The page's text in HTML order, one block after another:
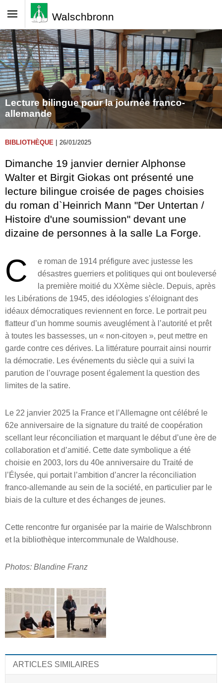
Walschbronn
Lecture bilingue pour la journée franco-
allemande
BIBLIOTHÈQUE 26/01/2025
Dimanche 19 janvier dernier Alphonse
Walter et Birgit Giokas ont présenté une
lecture bilingue croisée de pages choisies
du roman d`Heinrich Mann "Der Untertan /
Histoire d'une soumission" devant une
dizaine de personnes à la salle La Forge.
C
e roman de 1914 préfigure avec justesse les
désastres guerriers et politiques qui ont bouleversé
la première moitié du XXème siècle. Depuis, après
les Libérations de 1945, des idéologies s’éloignant des
idéaux démocratiques reviennent en force. Le portrait peu
flatteur d’un homme soumis aveuglément à l’autorité et prêt
à toutes les bassesses, un « non-citoyen », peut mettre en
garde contre ces dérives. La littérature pourrait ainsi nourrir
la démocratie. Les événements du siècle qui a suivi la
parution de l’ouvrage posent également la question des
limites de la satire.
Le 22 janvier 2025 la France et l’Allemagne ont célébré le
62e anniversaire de la signature du traité de coopération
scellant leur réconciliation et marquant le début d’une ère de
collaboration et d’amitié. Cette date symbolique a été
choisie en 2003, lors du 40e anniversaire du Traité de
l’Élysée, qui portait l’ambition d’ancrer la réconciliation
franco-allemande au sein de la société, en particulier par le
biais de la culture et des échanges de jeunes.
Cette rencontre fur organisée par la mairie de Walschbronn
et la bibliothèque intercommunale de Waldhouse.
Photos: Blandine Franz
ARTICLES SIMILAIRES